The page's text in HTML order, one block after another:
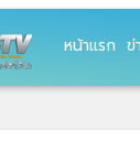
หน้าแรก ข่